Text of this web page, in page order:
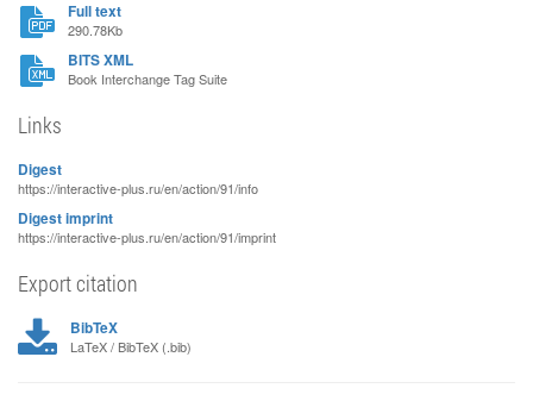
Full text
290.78Kb
BITS XML
Book Interchange Tag Suite
Links
Digest
https://interactive-plus.ru/en/action/91/info
Digest imprint
https://interactive-plus.ru/en/action/91/imprint
Export citation
BibTeX
LaTeX / BibTeX (.bib)